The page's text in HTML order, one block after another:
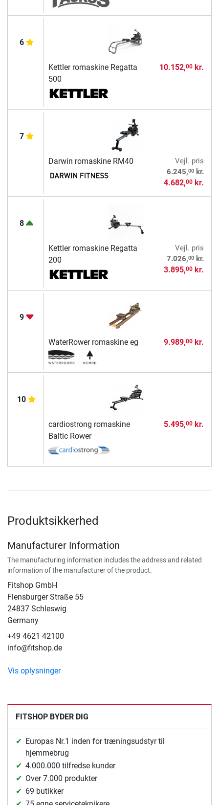
6
Kettler romaskine Regatta
500
10.152,00kr.
7
Darwin romaskine RM40
Vejl. pris
6.245,00kr.
4.682,00kr.
8
Kettler romaskine Regatta
200
Vejl. pris
7.026,00kr.
3.895,00kr.
9
WaterRower romaskine eg 9.989,00kr.
10
cardiostrong romaskine
Baltic Rower
5.495,00kr.
Produktsikkerhed
Manufacturer Information
The manufacturing information includes the address and related
information of the manufacturer of the product.
Fitshop GmbH
Flensburger Straße 55
24837 Schleswig
Germany
+49 4621 42100
info@fitshop.de
Vis oplysninger
FITSHOP BYDER DIG
Europas Nr.1 inden for træningsudstyr til
hjemmebrug
4.000.000 tilfredse kunder
Over 7.000 produkter
69 butikker